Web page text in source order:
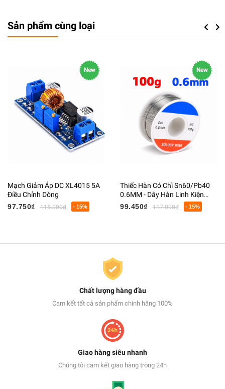
Sản phẩm cùng loại Previous
New
Mạch Giảm Áp DC XL4015 5A
Điều Chỉnh Dòng
97.750₫
115.000₫ - 15%
New
Thiếc Hàn Có Chì Sn60/Pb40
0.6MM - Dây Hàn Linh Kiện
Điện Tử Có Lõi Flux
99.450₫ 117.000₫ - 15%
Next
Chất lượng hàng đầu
Cam kết tất cả sản phẩm chính hãng 100%
Giao hàng siêu nhanh
Chúng tôi cam kết giao hàng trong 24h